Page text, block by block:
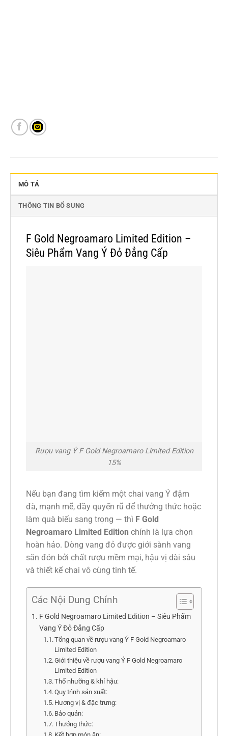
MÔ TẢ
THÔNG TIN BỔ SUNG
F Gold Negroamaro Limited Edition –
Siêu Phẩm Vang Ý Đỏ Đẳng Cấp
Rượu vang Ý F Gold Negroamaro Limited Edition
15%
Nếu bạn đang tìm kiếm một chai vang Ý đậm
đà, mạnh mẽ, đầy quyến rũ để thưởng thức hoặc
làm quà biếu sang trọng — thì F Gold
Negroamaro Limited Edition chính là lựa chọn
hoàn hảo. Dòng vang đỏ được giới sành vang
săn đón bởi chất rượu mềm mại, hậu vị dài sâu
và thiết kế chai vô cùng tinh tế.
Các Nội Dung Chính
F Gold Negroamaro Limited Edition – Siêu Phẩm
Vang Ý Đỏ Đẳng Cấp
Tổng quan về rượu vang Ý F Gold Negroamaro
Limited Edition
Giới thiệu về rượu vang Ý F Gold Negroamaro
Limited Edition
Thổ nhưỡng & khí hậu:
Quy trình sản xuất:
Hương vị & đặc trưng:
Bảo quản:
Thưởng thức: